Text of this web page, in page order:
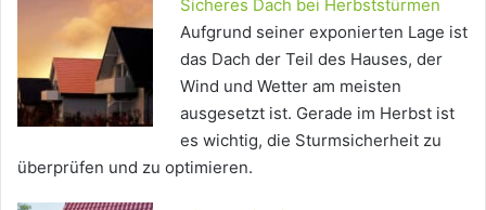
Sicheres Dach bei Herbststürmen
Aufgrund seiner exponierten Lage ist
das Dach der Teil des Hauses, der
Wind und Wetter am meisten
ausgesetzt ist. Gerade im Herbst ist
es wichtig, die Sturmsicherheit zu
überprüfen und zu optimieren.